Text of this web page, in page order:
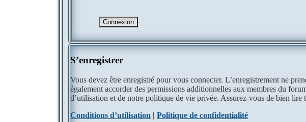
S’enregistrer
Vous devez être enregistré pour vous connecter. L’enregistrement ne
également accorder des permissions additionnelles aux membres du
d’utilisation et de notre politique de vie privée. Assurez-vous de bien lire
Conditions d’utilisation |Politique de confidentialité